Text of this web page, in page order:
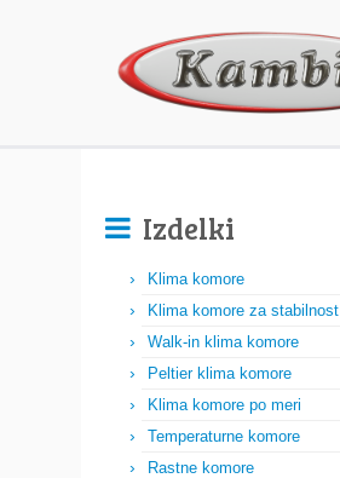
Izdelki
Klima komore
Klima komore za stabilnost
Walk-in klima komore
Peltier klima komore
Klima komore po meri
Temperaturne komore
Rastne komore